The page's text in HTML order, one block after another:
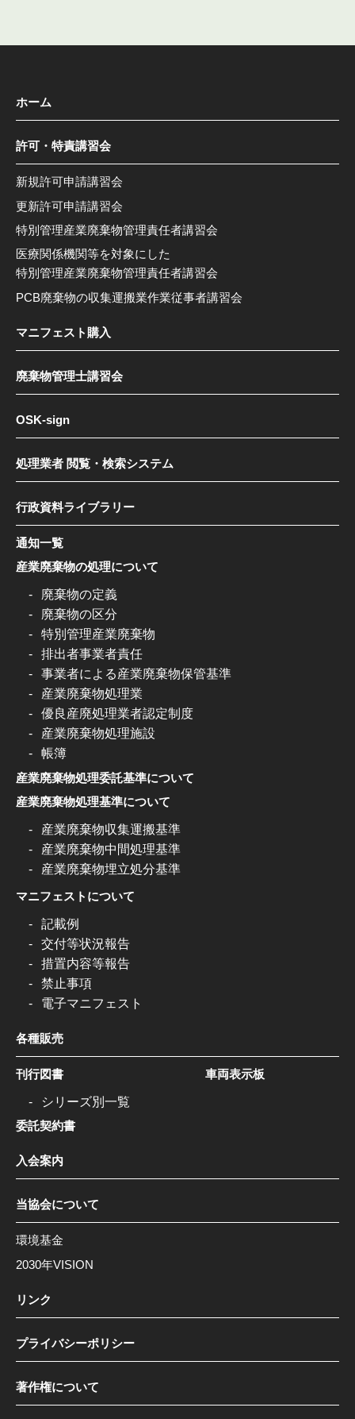
ホーム
許可・特責講習会
新規許可申請講習会
更新許可申請講習会
特別管理産業廃棄物管理責任者講習会
医療関係機関等を対象にした
特別管理産業廃棄物管理責任者講習会
PCB廃棄物の収集運搬業作業従事者講習会
マニフェスト購入
廃棄物管理士講習会
OSK-sign
処理業者 閲覧・検索システム
行政資料ライブラリー
通知一覧
産業廃棄物の処理について
廃棄物の定義
廃棄物の区分
特別管理産業廃棄物
排出者事業者責任
事業者による産業廃棄物保管基準
産業廃棄物処理業
優良産廃処理業者認定制度
産業廃棄物処理施設
帳簿
産業廃棄物処理委託基準について
産業廃棄物処理基準について
産業廃棄物収集運搬基準
産業廃棄物中間処理基準
産業廃棄物埋立処分基準
マニフェストについて
記載例
交付等状況報告
措置内容等報告
禁止事項
電子マニフェスト
各種販売
刊行図書
シリーズ別一覧
委託契約書
車両表示板
入会案内
当協会について
環境基金
2030年VISION
リンク
プライバシーポリシー
著作権について